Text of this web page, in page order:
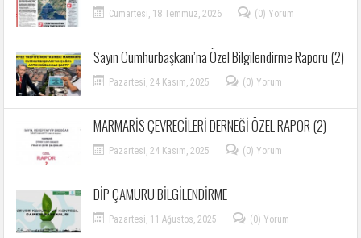
Cumartesi, 18 Temmuz, 2026 (0) Yorum
Sayın Cumhurbaşkanı’na Özel Bilgilendirme Raporu (2)
Pazartesi, 24 Kasım, 2025 (0) Yorum
MARMARİS ÇEVRECİLERİ DERNEĞİ ÖZEL RAPOR (2)
Pazartesi, 24 Kasım, 2025 (0) Yorum
DİP ÇAMURU BİLGİLENDİRME
Pazartesi, 11 Ağustos, 2025 (0) Yorum